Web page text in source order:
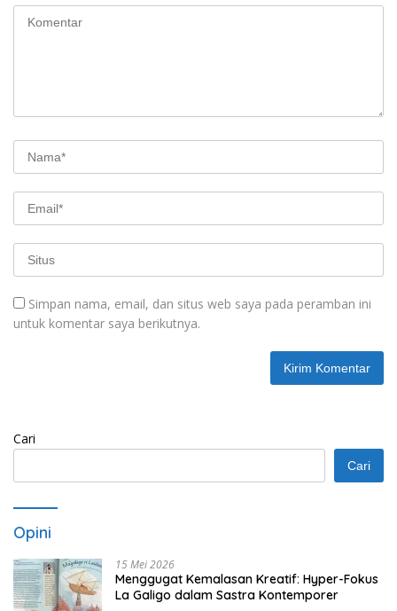
Simpan nama, email, dan situs web saya pada peramban ini
untuk komentar saya berikutnya.
Cari
Cari
Opini
15 Mei 2026
Menggugat Kemalasan Kreatif: Hyper-Fokus
La Galigo dalam Sastra Kontemporer